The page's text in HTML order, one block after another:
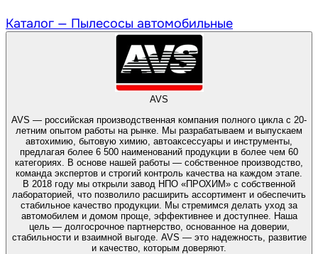
Каталог — Пылесосы автомобильные
AVS
AVS — российская производственная компания полного цикла с 20-
летним опытом работы на рынке. Мы разрабатываем и выпускаем
автохимию, бытовую химию, автоаксессуары и инструменты,
предлагая более 6 500 наименований продукции в более чем 60
категориях. В основе нашей работы — собственное производство,
команда экспертов и строгий контроль качества на каждом этапе.
В 2018 году мы открыли завод НПО «ПРОХИМ» с собственной
лабораторией, что позволило расширить ассортимент и обеспечить
стабильное качество продукции. Мы стремимся делать уход за
автомобилем и домом проще, эффективнее и доступнее. Наша
цель — долгосрочное партнерство, основанное на доверии,
стабильности и взаимной выгоде. AVS — это надежность, развитие
и качество, которым доверяют.